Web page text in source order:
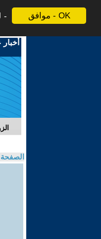
موافق - OK
الصفحة